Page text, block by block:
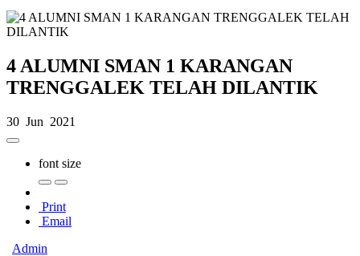
4 ALUMNI SMAN 1 KARANGAN
TRENGGALEK TELAH DILANTIK
30 Jun 2021
font size
Print
Email
Admin